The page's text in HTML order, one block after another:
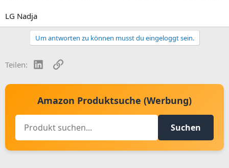
LG Nadja
Um antworten zu können musst du eingeloggt sein.
Teilen: LinkedInLink
Amazon Produktsuche (Werbung)
Suchen